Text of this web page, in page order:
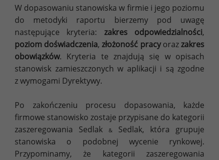
W dopasowaniu stanowiska w firmie i jego poziomu
do metodyki raportu bierzemy pod uwagę
następujące kryteria: zakres odpowiedzialności,
poziom doświadczenia,złożoność pracyorazzakres
obowiązków. Kryteria te znajdują się w opisach
stanowisk zamieszczonych w aplikacji i są zgodne
z wymogami Dyrektywy.
Po zakończeniu procesu dopasowania, każde
firmowe stanowisko zostaje przypisane do kategorii
zaszeregowania Sedlak
&
Sedlak, która grupuje
stanowiska o podobnej wycenie rynkowej.
Przypominamy, że kategorii zaszeregowania